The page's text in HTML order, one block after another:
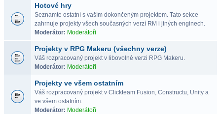
Hotové hry
Seznamte ostatní s vaším dokončeným projektem. Tato sekce
zahrnuje projekty všech současných verzí RM i jiných enginech.
Moderátor: Moderátoři
Projekty v RPG Makeru (všechny verze)
Váš rozpracovaný projekt v libovolné verzi RPG Makeru.
Moderátor: Moderátoři
Projekty ve všem ostatním
Váš rozpracovaný projekt v Clickteam Fusion, Constructu, Unity a
ve všem ostatním.
Moderátor: Moderátoři